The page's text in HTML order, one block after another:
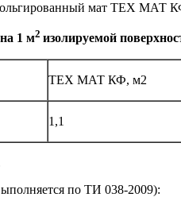
мат ТЕХ МАТ
1 м2 изолируемой
ТЕХ МАТ КФ, м2
1,1
по ТИ 038-2009):